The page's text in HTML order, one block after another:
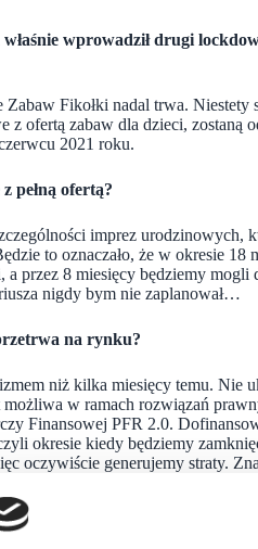
wprowadził drugi
Zabaw Fikołki nadal trwa.
z ofertą zabaw dla dzieci,
2021 roku.
pełną ofertą?
imprez
to oznaczało, że w okresie 18
przez 8 miesięcy będziemy mogli
nigdy bym nie zaplanował…
na rynku?
niż kilka miesięcy temu. Nie
w ramach rozwiązań
Finansowej PFR 2.0.
okresie kiedy będziemy
oczywiście generujemy straty.
objęty nie był, a my nie
się z właścicielami